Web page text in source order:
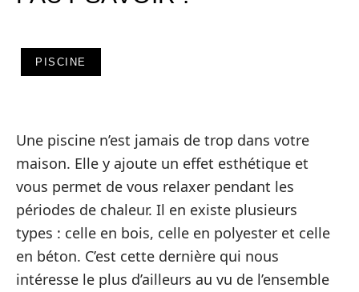
PISCINE
Une piscine n’est jamais de trop dans votre
maison. Elle y ajoute un effet esthétique et
vous permet de vous relaxer pendant les
périodes de chaleur. Il en existe plusieurs
types : celle en bois, celle en polyester et celle
en béton. C’est cette dernière qui nous
intéresse le plus d’ailleurs au vu de l’ensemble